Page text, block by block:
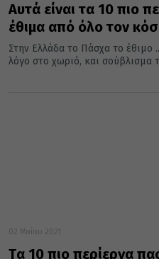
Αυτά είναι τα 10 πιο
έθιμα από όλο τον
Στην Ελλάδα το Πάσχα το έθιμο
λόγο στο χωριό, και σούβλισμα
02 Μαΐου 2021
Tα 10 πιο περίεργα